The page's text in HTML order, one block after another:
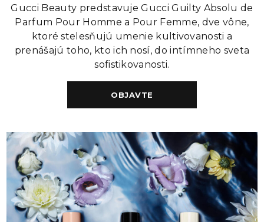
Gucci Beauty predstavuje Gucci Guilty Absolu de
Parfum Pour Homme a Pour Femme, dve vône,
ktoré stelesňujú umenie kultivovanosti a
prenášajú toho, kto ich nosí, do intímneho sveta
sofistikovanosti.
OBJAVTE